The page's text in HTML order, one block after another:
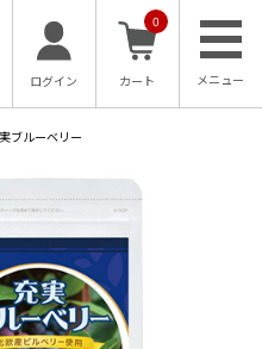
ログイン
0
カート
ブルーベリー